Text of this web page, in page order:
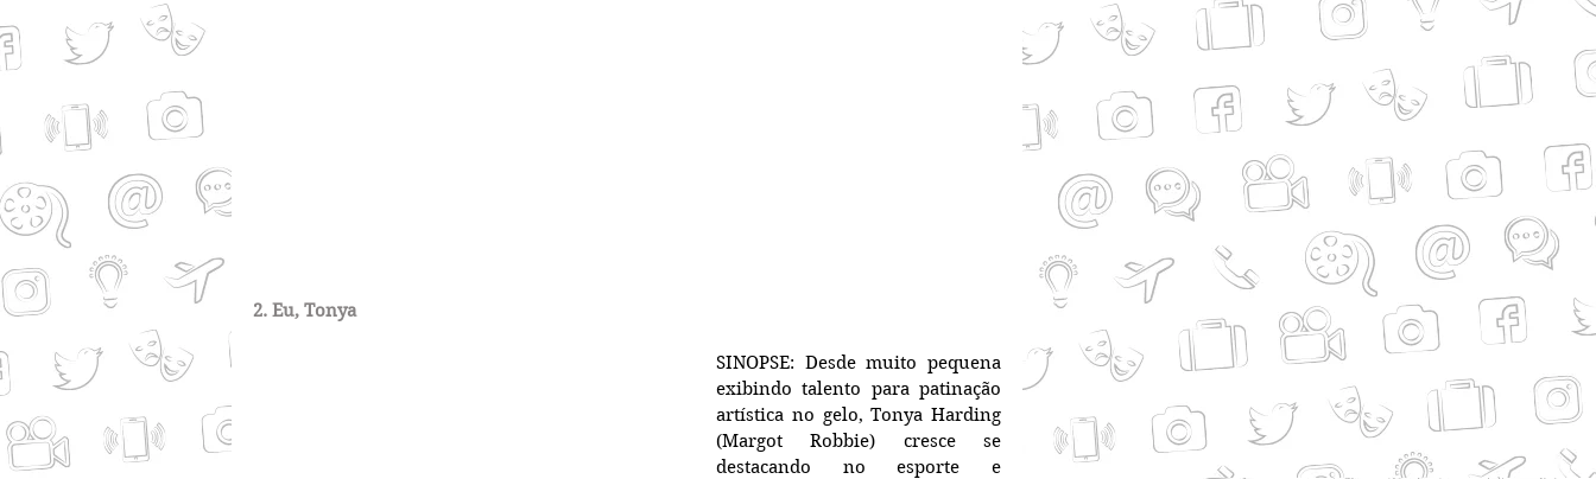
2. Eu, Tonya
SINOPSE: Desde muito pequena
exibindo talento para patinação
artística no gelo, Tonya Harding
(Margot Robbie) cresce se
destacando no esporte e